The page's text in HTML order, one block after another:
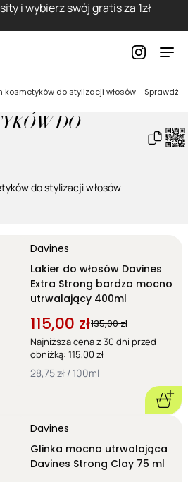
i wybierz swój gratis za 1zł
kosmetyków do stylizacji włosów - Sprawdź
DO
do stylizacji włosów
Davines
Lakier do włosów Davines
Extra Strong bardzo mocno
utrwalający 400ml
115,00 zł135,00 zł
Najniższa cena z 30 dni przed
obniżką: 115,00 zł
28,75 zł / 100ml
Davines
Glinka mocno utrwalająca
Davines Strong Clay 75 ml